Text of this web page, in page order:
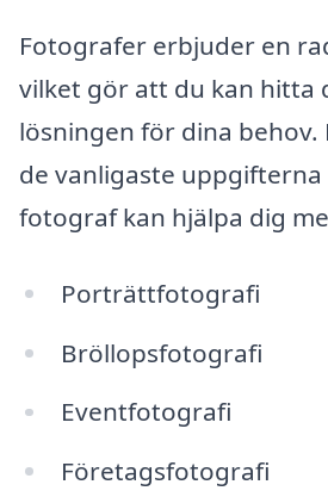
Fotografer erbjuder en
vilket gör att du kan hitta
lösningen för dina behov.
de vanligaste uppgifterna
fotograf kan hjälpa dig
Porträttfotografi
Bröllopsfotografi
Eventfotografi
Företagsfotografi